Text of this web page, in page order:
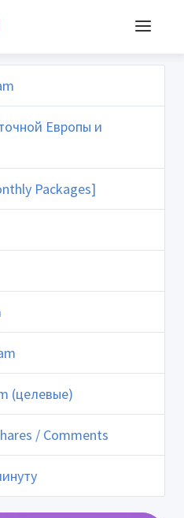
Европы и
Packages]
(целевые)
/ Comments